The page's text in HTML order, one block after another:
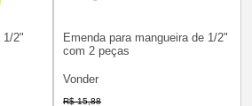
1/2"
Emenda para mangueira de 1/2"
com 2 peças
Vonder
R$ 15,88